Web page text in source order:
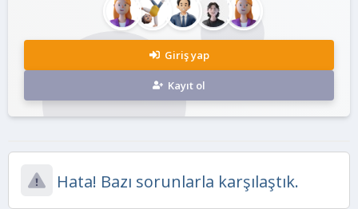
Giriş yap
Kayıt ol
Hata! Bazı sorunlarla karşılaştık.